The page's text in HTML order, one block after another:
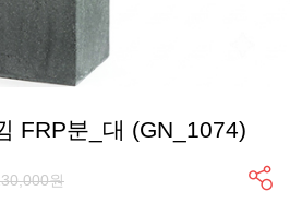
FRP분_대 (GN_1074)
원